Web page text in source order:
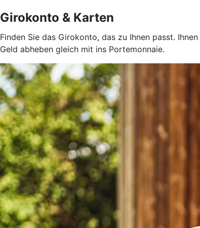
Girokonto & Karten
Finden Sie das Girokonto, das zu Ihnen passt.
Geld abheben gleich mit ins Portemonnaie.